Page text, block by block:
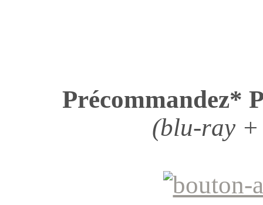
Précommandez*
(blu-ray +